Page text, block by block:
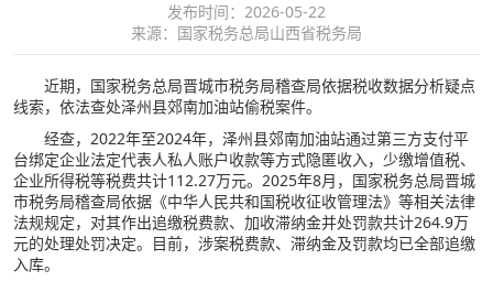
发布时间：2026-05-22
来源：国家税务总局山西省税务局
近期，国家税务总局晋城市税务局稽查局依据税收数据分析疑点
线索，依法查处泽州县郊南加油站偷税案件。
经查，2022年至2024年，泽州县郊南加油站通过第三方支付平
台绑定企业法定代表人私人账户收款等方式隐匿收入，少缴增值税、
企业所得税等税费共计112.27万元。2025年8月，国家税务总局晋城
市税务局稽查局依据《中华人民共和国税收征收管理法》等相关法律
法规规定，对其作出追缴税费款、加收滞纳金并处罚款共计264.9万
元的处理处罚决定。目前，涉案税费款、滞纳金及罚款均已全部追缴
入库。